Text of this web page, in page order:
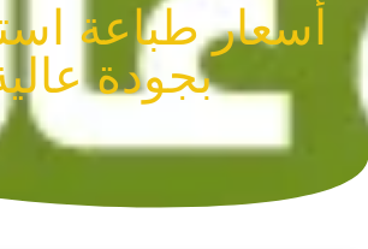
أسعار طباعة
بجودة